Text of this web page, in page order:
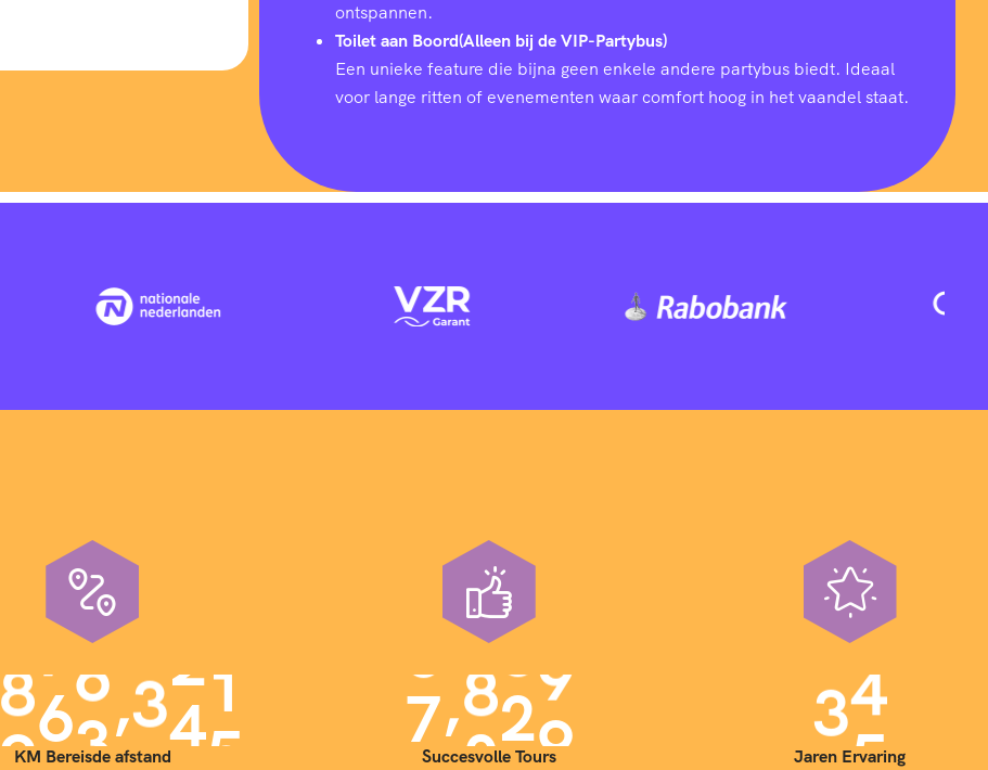
ontspannen.
Toilet aan Boord(Alleen bij de VIP-Partybus)
Een unieke feature die bijna geen enkele andere partybus biedt. Ideaal
voor lange ritten of evenementen waar comfort hoog in het vaandel staat.
900,000
KM Bereisde afstand
7,000
Succesvolle Tours
35
Jaren Ervaring